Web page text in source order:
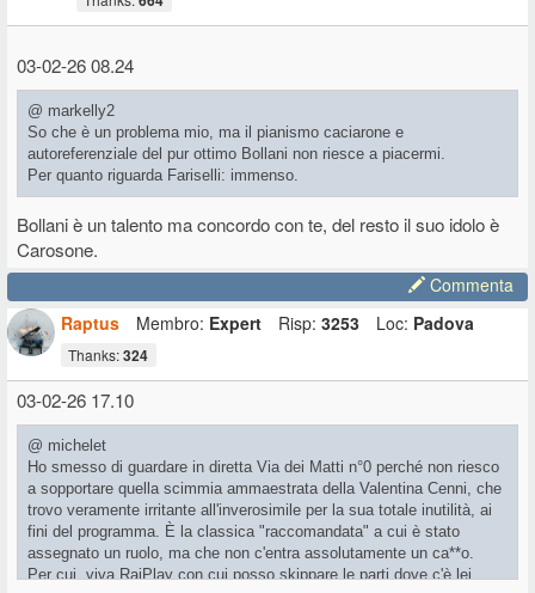
03-02-26 08.24
@ markelly2
So che è un problema mio, ma il pianismo caciarone e
autoreferenziale del pur ottimo Bollani non riesce a piacermi.
Per quanto riguarda Fariselli: immenso.
Bollani è un talento ma concordo con te, del resto il suo idolo è
Carosone.
Commenta
Raptus
Membro: Expert Risp: 3253 Loc: Padova
Thanks:324
03-02-26 17.10
@ michelet
Ho smesso di guardare in diretta Via dei Matti n°0 perché non riesco
a sopportare quella scimmia ammaestrata della Valentina Cenni, che
trovo veramente irritante all'inverosimile per la sua totale inutilità, ai
fini del programma. È la classica "raccomandata" a cui è stato
assegnato un ruolo, ma che non c'entra assolutamente un ca**o.
Per cui, viva RaiPlay con cui posso skippare le parti dove c'è lei.